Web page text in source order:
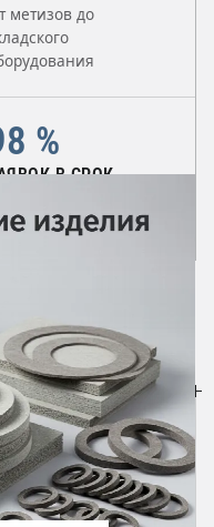
метизов до
%
В СРОК
ВЕСЬ КАТАЛОГ →